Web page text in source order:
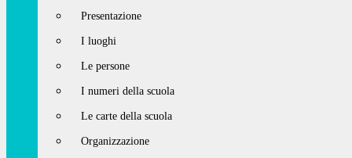
Presentazione
I luoghi
Le persone
I numeri della scuola
Le carte della scuola
Organizzazione